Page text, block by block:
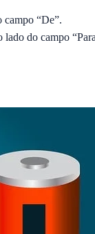
campo “De”.
lado do campo